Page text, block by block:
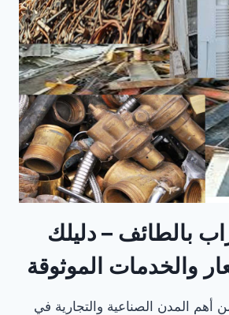
بالطائف – دليلك
والخدمات الموثوقة
أهم المدن الصناعية والتجارية في